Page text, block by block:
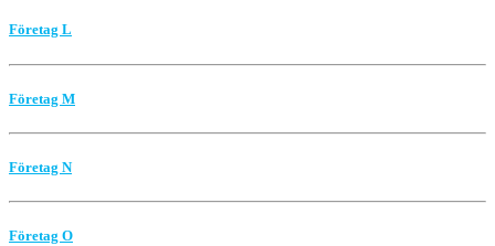
Företag L
Företag M
Företag N
Företag O